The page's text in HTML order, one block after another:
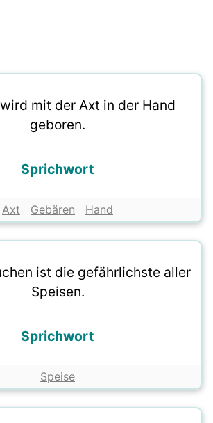
mit der Axt in der Hand
geboren.
Sprichwort
Axt Gebären Hand
ist die gefährlichste aller
Speisen.
Sprichwort
Speise